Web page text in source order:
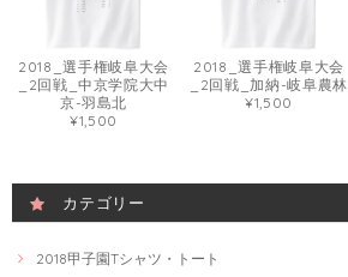
2018_選手権岐阜大会
_2回戦_中京学院大中
京-羽島北
¥1,500
2018_選手権岐阜大会
_2回戦_加納-岐阜農林
¥1,500
カテゴリー
2018甲子園Tシャツ・トート